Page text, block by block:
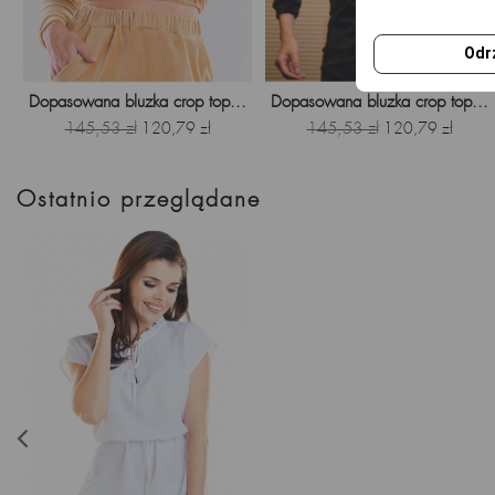
Dopasowana bluzka crop top...
Cena
145,53 zł Cena
120,79 zł
Dopasowana bluzka crop top...
Cena
145,53 zł Cena
120,79 zł
Ostatnio przeglądane